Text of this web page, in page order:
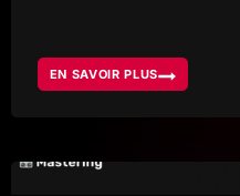
EN SAVOIR PLUS
CHOISIR
SON